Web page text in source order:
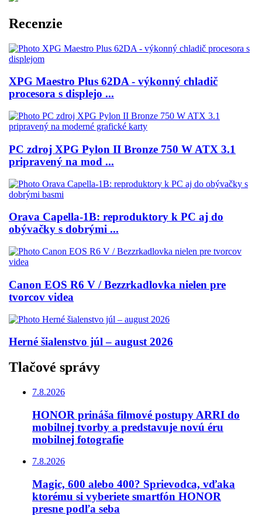
Recenzie
XPG Maestro Plus 62DA - výkonný chladič
procesora s displejo ...
PC zdroj XPG Pylon II Bronze 750 W ATX 3.1
pripravený na mod ...
Orava Capella-1B: reproduktory k PC aj do
obývačky s dobrými ...
Canon EOS R6 V / Bezzrkadlovka nielen pre
tvorcov videa
Herné šialenstvo júl – august 2026
Tlačové správy
7.8.2026
HONOR prináša filmové postupy ARRI do
mobilnej tvorby a predstavuje novú éru
mobilnej fotografie
7.8.2026
Magic, 600 alebo 400? Sprievodca, vďaka
ktorému si vyberiete smartfón HONOR
presne podľa seba